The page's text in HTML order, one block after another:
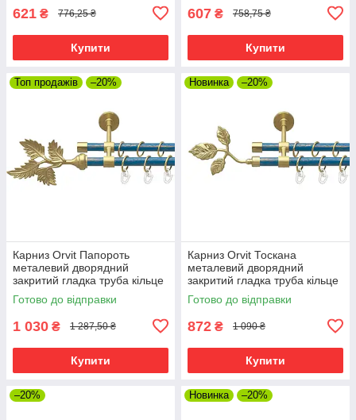
621 ₴ 776,25 ₴
Купити
607 ₴ 758,75 ₴
Купити
Топ продажів –20%
Карниз Orvit Папороть
металевий дворядний
закритий гладка труба кільце
металеве Золото Матове -
Блакить 16\16 мм 160 см
Готово до відправки
1 030 ₴ 1 287,50 ₴
Купити
Новинка –20%
Карниз Orvit Тоскана
металевий дворядний
закритий гладка труба кільце
металеве Золото Матове -
Блакить 16\16 мм 160 см
Готово до відправки
872 ₴ 1 090 ₴
Купити
–20% Новинка –20%